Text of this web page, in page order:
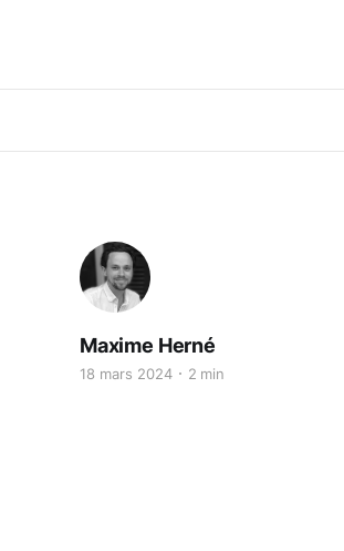
Maxime Herné
18 mars 2024 2 min